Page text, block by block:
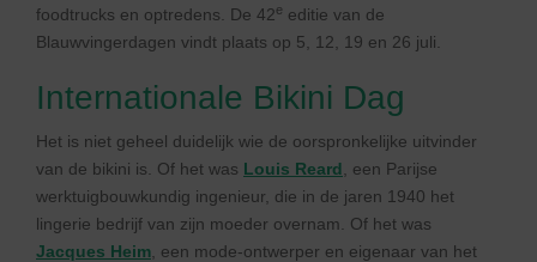
foodtrucks en optredens. De 42e editie van de
Blauwvingerdagen vindt plaats op 5, 12, 19 en 26 juli.
Internationale Bikini Dag
Het is niet geheel duidelijk wie de oorspronkelijke uitvinder
van de bikini is. Of het was Louis Reard , een Parijse
werktuigbouwkundig ingenieur, die in de jaren 1940 het
lingerie bedrijf van zijn moeder overnam. Of het was
Jacques Heim , een mode-ontwerper en eigenaar van het